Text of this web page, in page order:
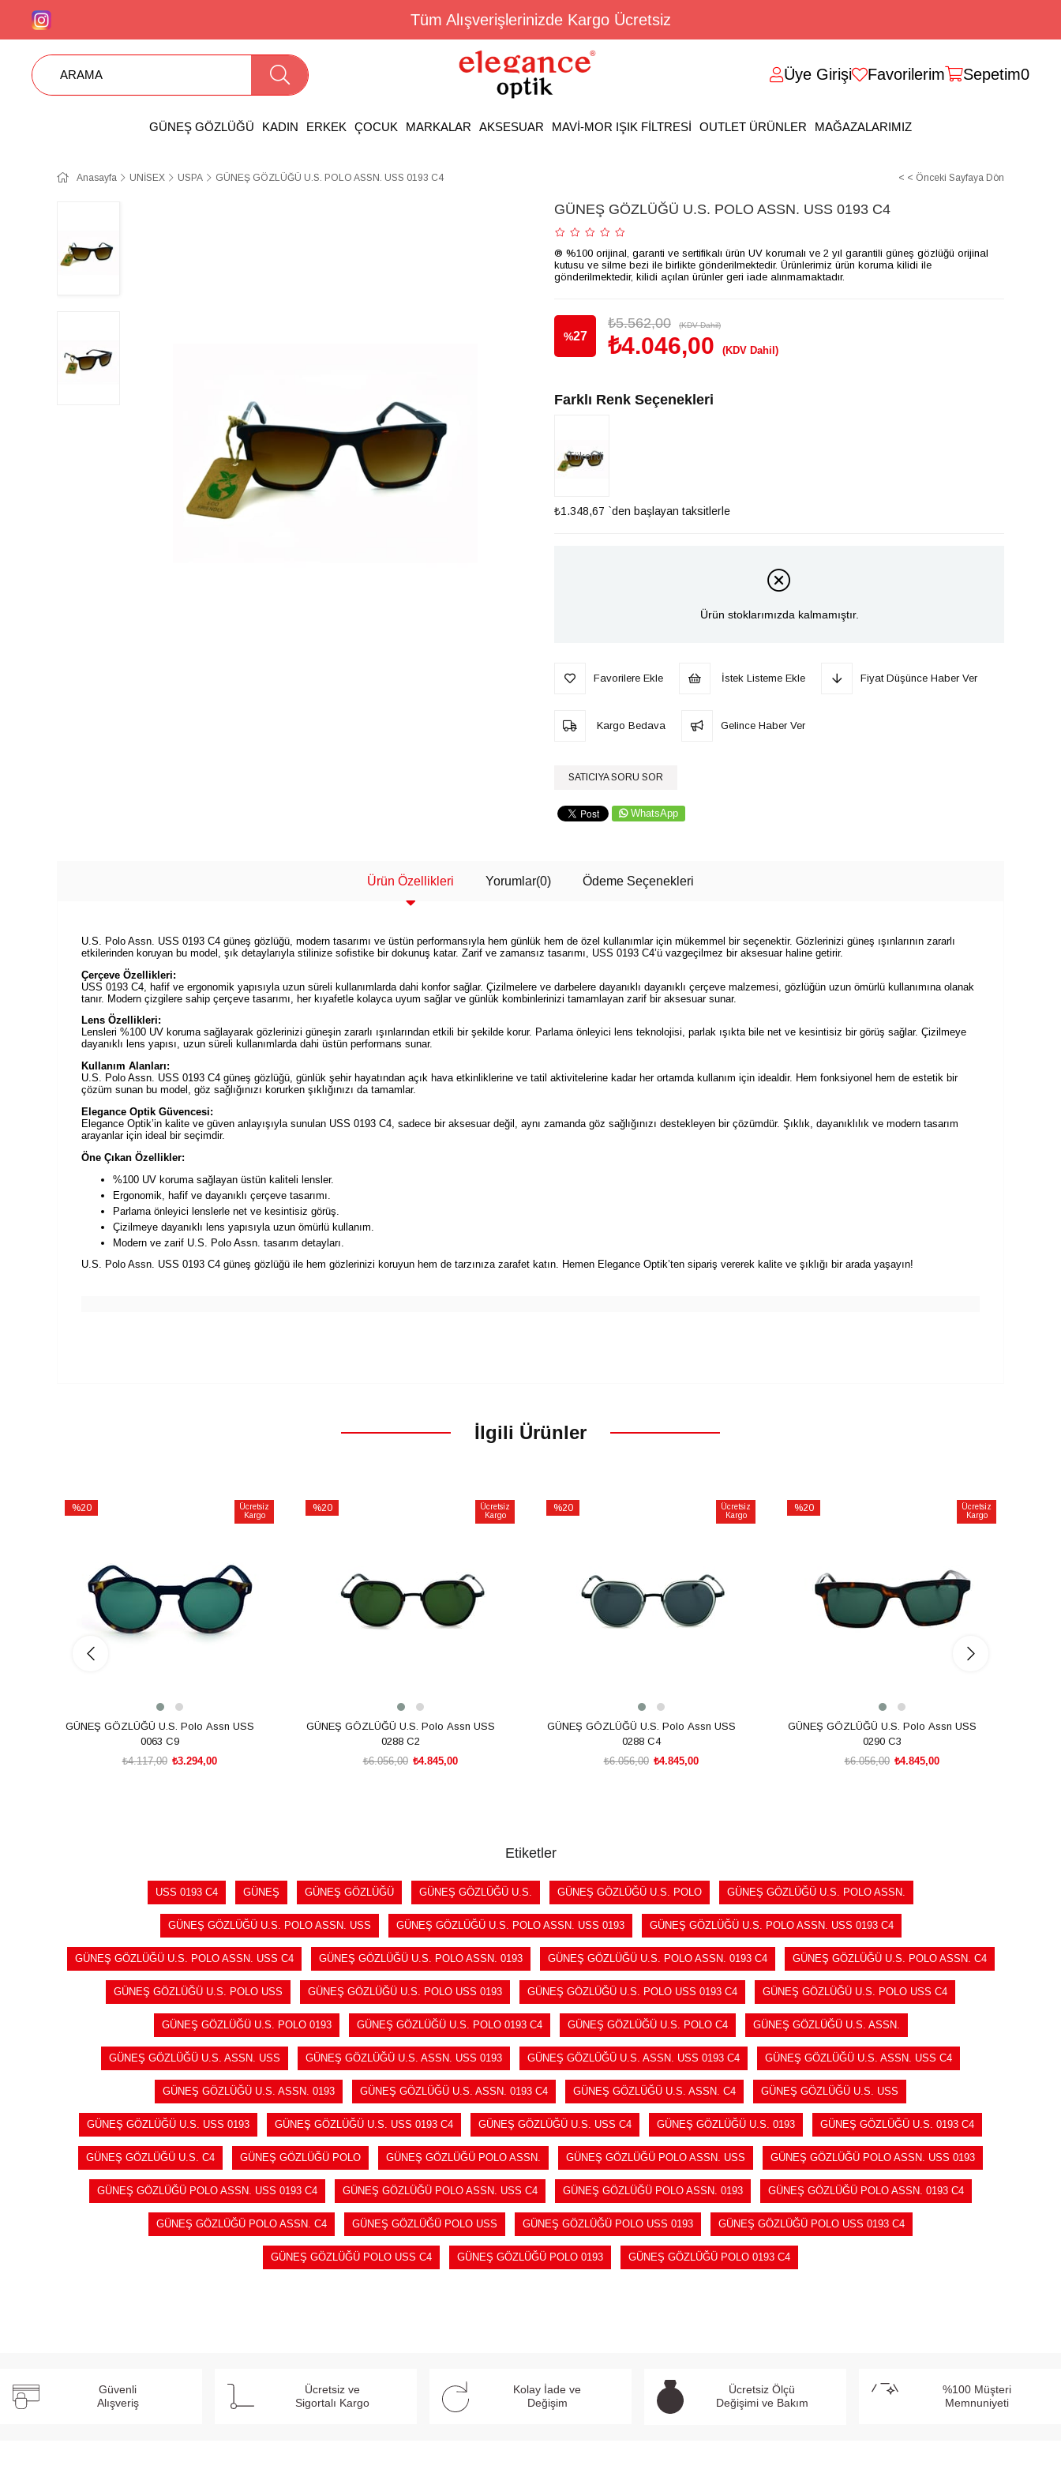
Tüm Alışverişlerinizde Kargo Ücretsiz
Üye Girişi Favorilerim Sepetim0
GÜNEŞ GÖZLÜĞÜ KADIN ERKEK ÇOCUK MARKALAR AKSESUAR MAVİ-MOR IŞIK FİLTRESİ OUTLET ÜRÜNLER MAĞAZALARIMIZ
Anasayfa UNİSEX USPA GÜNEŞ GÖZLÜĞÜ U.S. POLO ASSN. USS 0193 C4 < < Önceki Sayfaya Dön
GÜNEŞ GÖZLÜĞÜ U.S. POLO ASSN. USS 0193 C4
® %100 orijinal, garanti ve sertifikalı ürün UV korumalı ve 2 yıl garantili güneş gözlüğü orijinal
kutusu ve silme bezi ile birlikte gönderilmektedir. Ürünlerimiz ürün koruma kilidi ile
gönderilmektedir, kilidi açılan ürünler geri iade alınmamaktadır.
%27
₺5.562,00 (KDV Dahil)
₺4.046,00 (KDV Dahil)
Farklı Renk Seçenekleri
Tükendi
₺1.348,67 `den başlayan taksitlerle
Ürün stoklarımızda kalmamıştır.
Favorilere Ekle İstek Listeme Ekle Fiyat Düşünce Haber Ver
Kargo Bedava Gelince Haber Ver
SATICIYA SORU SOR
WhatsApp
Ürün Özellikleri Yorumlar(0) Ödeme Seçenekleri
U.S. Polo Assn. USS 0193 C4 güneş gözlüğü, modern tasarımı ve üstün performansıyla hem günlük hem de özel kullanımlar için mükemmel bir seçenektir. Gözlerinizi güneş ışınlarının zararlı
etkilerinden koruyan bu model, şık detaylarıyla stilinize sofistike bir dokunuş katar. Zarif ve zamansız tasarımı, USS 0193 C4’ü vazgeçilmez bir aksesuar haline getirir.
Çerçeve Özellikleri:
USS 0193 C4, hafif ve ergonomik yapısıyla uzun süreli kullanımlarda dahi konfor sağlar. Çizilmelere ve darbelere dayanıklı dayanıklı çerçeve malzemesi, gözlüğün uzun ömürlü kullanımına olanak
tanır. Modern çizgilere sahip çerçeve tasarımı, her kıyafetle kolayca uyum sağlar ve günlük kombinlerinizi tamamlayan zarif bir aksesuar sunar.
Lens Özellikleri:
Lensleri %100 UV koruma sağlayarak gözlerinizi güneşin zararlı ışınlarından etkili bir şekilde korur. Parlama önleyici lens teknolojisi, parlak ışıkta bile net ve kesintisiz bir görüş sağlar. Çizilmeye
dayanıklı lens yapısı, uzun süreli kullanımlarda dahi üstün performans sunar.
Kullanım Alanları:
U.S. Polo Assn. USS 0193 C4 güneş gözlüğü, günlük şehir hayatından açık hava etkinliklerine ve tatil aktivitelerine kadar her ortamda kullanım için idealdir. Hem fonksiyonel hem de estetik bir
çözüm sunan bu model, göz sağlığınızı korurken şıklığınızı da tamamlar.
Elegance Optik Güvencesi:
Elegance Optik’in kalite ve güven anlayışıyla sunulan USS 0193 C4, sadece bir aksesuar değil, aynı zamanda göz sağlığınızı destekleyen bir çözümdür. Şıklık, dayanıklılık ve modern tasarım
arayanlar için ideal bir seçimdir.
Öne Çıkan Özellikler:
%100 UV koruma sağlayan üstün kaliteli lensler.
Ergonomik, hafif ve dayanıklı çerçeve tasarımı.
Parlama önleyici lenslerle net ve kesintisiz görüş.
Çizilmeye dayanıklı lens yapısıyla uzun ömürlü kullanım.
Modern ve zarif U.S. Polo Assn. tasarım detayları.
U.S. Polo Assn. USS 0193 C4 güneş gözlüğü ile hem gözlerinizi koruyun hem de tarzınıza zarafet katın. Hemen Elegance Optik’ten sipariş vererek kalite ve şıklığı bir arada yaşayın!
İlgili Ürünler
%20
Ücretsiz
Kargo
GÜNEŞ GÖZLÜĞÜ U.S. Polo Assn USS
0063 C9
₺3.294,00
₺4.117,00
%20
Ücretsiz
Kargo
GÜNEŞ GÖZLÜĞÜ U.S. Polo Assn USS
0288 C2
₺4.845,00
₺6.056,00
%20
Ücretsiz
Kargo
GÜNEŞ GÖZLÜĞÜ U.S. Polo Assn USS
0288 C4
₺4.845,00
₺6.056,00
%20
Ücretsiz
Kargo
GÜNEŞ GÖZLÜĞÜ U.S. Polo Assn USS
0290 C3
₺4.845,00
₺6.056,00
Etiketler
USS 0193 C4 GÜNEŞ GÜNEŞ GÖZLÜĞÜ GÜNEŞ GÖZLÜĞÜ U.S. GÜNEŞ GÖZLÜĞÜ U.S. POLO GÜNEŞ GÖZLÜĞÜ U.S. POLO ASSN.
GÜNEŞ GÖZLÜĞÜ U.S. POLO ASSN. USS GÜNEŞ GÖZLÜĞÜ U.S. POLO ASSN. USS 0193 GÜNEŞ GÖZLÜĞÜ U.S. POLO ASSN. USS 0193 C4
GÜNEŞ GÖZLÜĞÜ U.S. POLO ASSN. USS C4 GÜNEŞ GÖZLÜĞÜ U.S. POLO ASSN. 0193 GÜNEŞ GÖZLÜĞÜ U.S. POLO ASSN. 0193 C4 GÜNEŞ GÖZLÜĞÜ U.S. POLO ASSN. C4
GÜNEŞ GÖZLÜĞÜ U.S. POLO USS GÜNEŞ GÖZLÜĞÜ U.S. POLO USS 0193 GÜNEŞ GÖZLÜĞÜ U.S. POLO USS 0193 C4 GÜNEŞ GÖZLÜĞÜ U.S. POLO USS C4
GÜNEŞ GÖZLÜĞÜ U.S. POLO 0193 GÜNEŞ GÖZLÜĞÜ U.S. POLO 0193 C4 GÜNEŞ GÖZLÜĞÜ U.S. POLO C4 GÜNEŞ GÖZLÜĞÜ U.S. ASSN.
GÜNEŞ GÖZLÜĞÜ U.S. ASSN. USS GÜNEŞ GÖZLÜĞÜ U.S. ASSN. USS 0193 GÜNEŞ GÖZLÜĞÜ U.S. ASSN. USS 0193 C4 GÜNEŞ GÖZLÜĞÜ U.S. ASSN. USS C4
GÜNEŞ GÖZLÜĞÜ U.S. ASSN. 0193 GÜNEŞ GÖZLÜĞÜ U.S. ASSN. 0193 C4 GÜNEŞ GÖZLÜĞÜ U.S. ASSN. C4 GÜNEŞ GÖZLÜĞÜ U.S. USS
GÜNEŞ GÖZLÜĞÜ U.S. USS 0193 GÜNEŞ GÖZLÜĞÜ U.S. USS 0193 C4 GÜNEŞ GÖZLÜĞÜ U.S. USS C4 GÜNEŞ GÖZLÜĞÜ U.S. 0193 GÜNEŞ GÖZLÜĞÜ U.S. 0193 C4
GÜNEŞ GÖZLÜĞÜ U.S. C4 GÜNEŞ GÖZLÜĞÜ POLO GÜNEŞ GÖZLÜĞÜ POLO ASSN. GÜNEŞ GÖZLÜĞÜ POLO ASSN. USS GÜNEŞ GÖZLÜĞÜ POLO ASSN. USS 0193
GÜNEŞ GÖZLÜĞÜ POLO ASSN. USS 0193 C4 GÜNEŞ GÖZLÜĞÜ POLO ASSN. USS C4 GÜNEŞ GÖZLÜĞÜ POLO ASSN. 0193 GÜNEŞ GÖZLÜĞÜ POLO ASSN. 0193 C4
GÜNEŞ GÖZLÜĞÜ POLO ASSN. C4 GÜNEŞ GÖZLÜĞÜ POLO USS GÜNEŞ GÖZLÜĞÜ POLO USS 0193 GÜNEŞ GÖZLÜĞÜ POLO USS 0193 C4
GÜNEŞ GÖZLÜĞÜ POLO USS C4 GÜNEŞ GÖZLÜĞÜ POLO 0193 GÜNEŞ GÖZLÜĞÜ POLO 0193 C4
Güvenli
Alışveriş
Ücretsiz ve
Sigortalı Kargo
Kolay İade ve
Değişim
Ücretsiz Ölçü
Değişimi ve Bakım
%100 Müşteri
Memnuniyeti